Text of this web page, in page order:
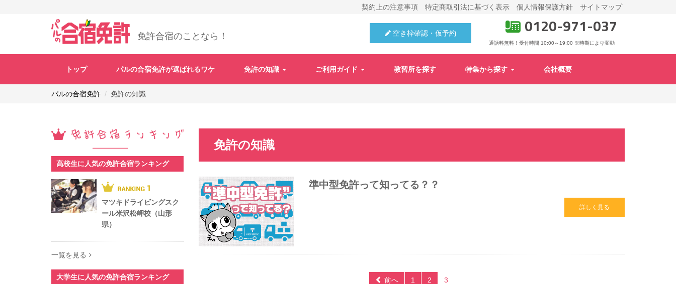
契約上の注意事項 特定商取引法に基づく表示 個人情報保護方針 サイトマップ
免許合宿のことなら！ 0120-971-037
通話料無料！受付時間 10:00～19:00 ※時期により変動
空き枠確認・仮予約
トップ パルの合宿免許が選ばれるワケ 免許の知識 ご利用ガイド 教習所を探す 特集から探す 会社概要
パルの合宿免許 / 免許の知識
免許の知識
準中型免許って知ってる？？
詳しく見る
前へ 1 2 3
高校生に人気の免許合宿ランキング
一覧を見る
マツキドライビングスク
ール米沢松岬校（山形
県）
大学生に人気の免許合宿ランキング